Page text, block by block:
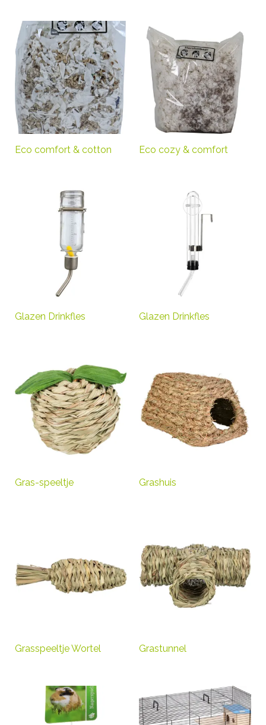
Eco comfort & cotton Eco cozy & comfort
Glazen Drinkfles Glazen Drinkfles
Gras-speeltje Grashuis
Grasspeeltje Wortel Grastunnel